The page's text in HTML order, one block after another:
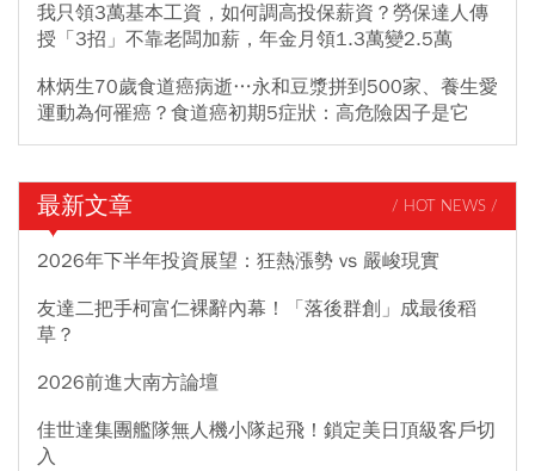
我只領3萬基本工資，如何調高投保薪資？勞保達人傳
授「3招」不靠老闆加薪，年金月領1.3萬變2.5萬
林炳生70歲食道癌病逝…永和豆漿拼到500家、養生愛
運動為何罹癌？食道癌初期5症狀：高危險因子是它
最新文章 / HOT NEWS /
2026年下半年投資展望：狂熱漲勢 vs 嚴峻現實
友達二把手柯富仁裸辭內幕！「落後群創」成最後稻
草？
2026前進大南方論壇
佳世達集團艦隊無人機小隊起飛！鎖定美日頂級客戶切
入